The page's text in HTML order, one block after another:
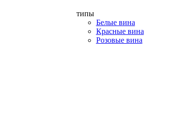
типы
Белые вина
Красные вина
Розовые вина